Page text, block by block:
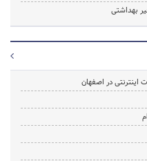
بهداشتی
در اصفهان